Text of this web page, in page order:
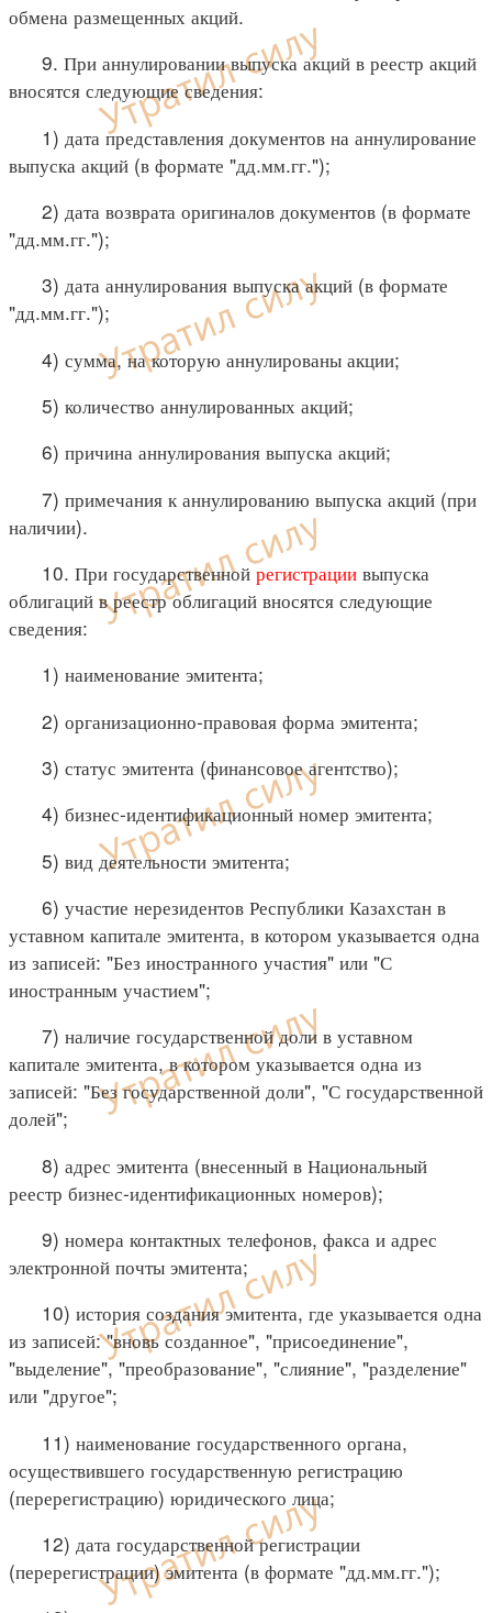
обмена размещенных акций.
9. При аннулировании выпуска акций в реестр акций
вносятся следующие сведения:
1) дата представления документов на аннулирование
выпуска акций (в формате "дд.мм.гг.");
2) дата возврата оригиналов документов (в формате
"дд.мм.гг.");
3) дата аннулирования выпуска акций (в формате
"дд.мм.гг.");
4) сумма, на которую аннулированы акции;
5) количество аннулированных акций;
6) причина аннулирования выпуска акций;
7) примечания к аннулированию выпуска акций (при
наличии).
10. При государственнойрегистрации выпуска
облигаций в реестр облигаций вносятся следующие
сведения:
1) наименование эмитента;
2) организационно-правовая форма эмитента;
3) статус эмитента (финансовое агентство);
4) бизнес-идентификационный номер эмитента;
5) вид деятельности эмитента;
6) участие нерезидентов Республики Казахстан в
уставном капитале эмитента, в котором указывается одна
из записей: "Без иностранного участия" или "С
иностранным участием";
7) наличие государственной доли в уставном
капитале эмитента, в котором указывается одна из
записей: "Без государственной доли", "С государственной
долей";
8) адрес эмитента (внесенный в Национальный
реестр бизнес-идентификационных номеров);
9) номера контактных телефонов, факса и адрес
электронной почты эмитента;
10) история создания эмитента, где указывается одна
из записей: "вновь созданное", "присоединение",
"выделение", "преобразование", "слияние", "разделение"
или "другое";
11) наименование государственного органа,
осуществившего государственную регистрацию
(перерегистрацию) юридического лица;
12) дата государственной регистрации
(перерегистрации) эмитента (в формате "дд.мм.гг.");